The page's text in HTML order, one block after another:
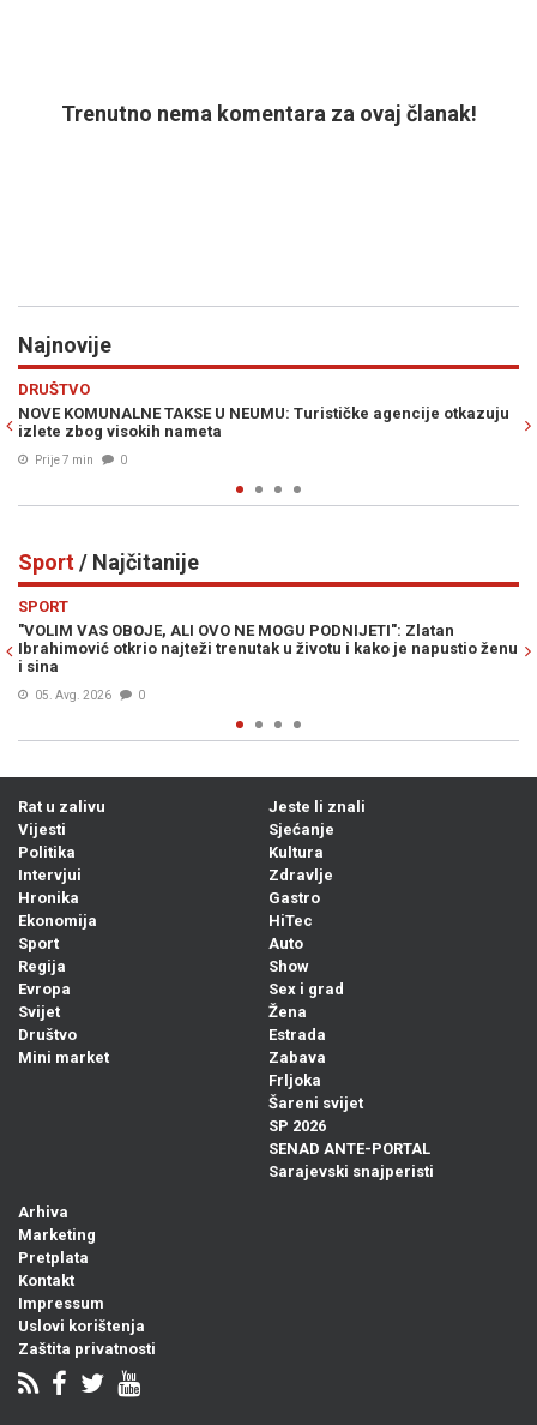
Trenutno nema komentara za ovaj članak!
Najnovije
otkazuju
OVO JE 21 BH. GRAD KOJI PRVI DOBIJA LIDL: Jedno
iznenađujuće izostavljeno
Prije 28 min
Previous
Sport/ Najčitanije
ženu
LIVNJAK PRELOMIO: Otkriveno gdje Zlato Dalić nastavlja
trenersku karijeru...
Rat u zalivu
Vijesti
Politika
Intervjui
Hronika
Ekonomija
Sport
Regija
Evropa
Svijet
Društvo
Mini market
Jeste li znali
Sjećanje
Kultura
Zdravlje
Gastro
HiTec
Auto
Show
Sex i grad
Žena
Estrada
Zabava
Frljoka
Šareni svijet
SP 2026
SENAD ANTE-PORTAL
Sarajevski snajperisti
Arhiva
Marketing
Pretplata
Kontakt
Impressum
Uslovi korištenja
Zaštita privatnosti